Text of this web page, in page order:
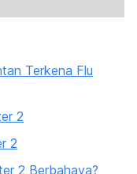
Terkena Flu
2
2
2 Berbahaya?